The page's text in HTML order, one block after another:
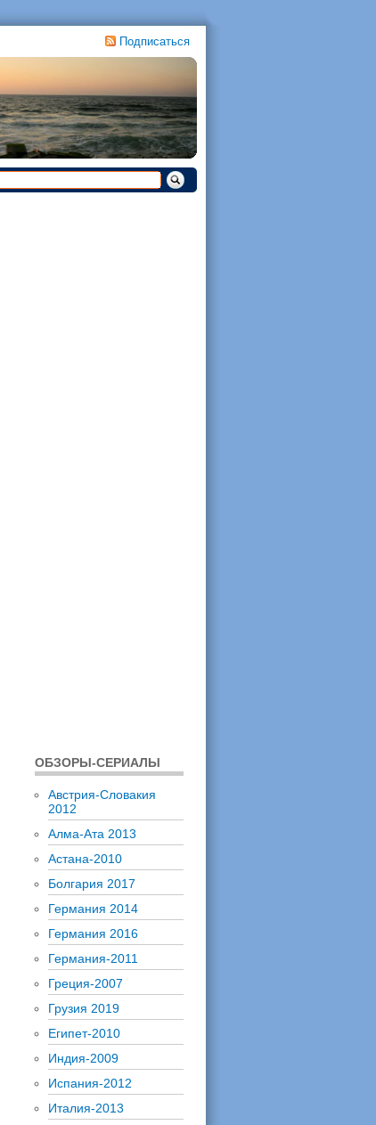
Подписаться
ОБЗОРЫ-СЕРИАЛЫ
Австрия-Словакия
2012
Алма-Ата 2013
Астана-2010
Болгария 2017
Германия 2014
Германия 2016
Германия-2011
Греция-2007
Грузия 2019
Египет-2010
Индия-2009
Испания-2012
Италия-2013